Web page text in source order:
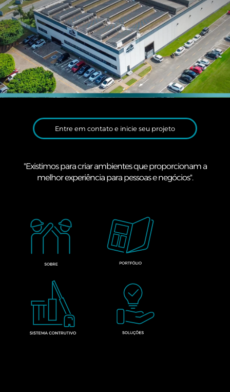
Entre em contato e inicie seu projeto
"Existimos para criar ambientes que proporcionam a
melhor experiência para pessoas e negócios".